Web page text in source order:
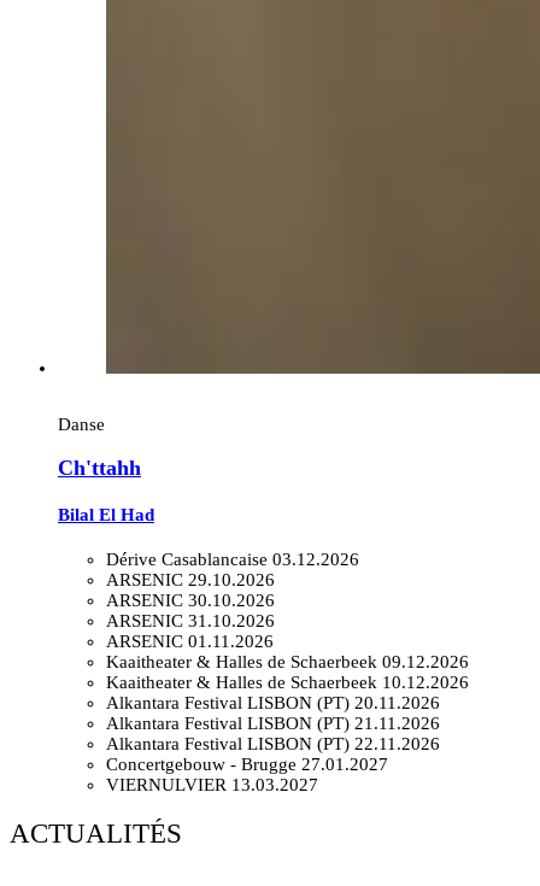
Danse
Ch'ttahh
Bilal El Had
Dérive Casablancaise 03.12.2026
ARSENIC 29.10.2026
ARSENIC 30.10.2026
ARSENIC 31.10.2026
ARSENIC 01.11.2026
Kaaitheater & Halles de Schaerbeek 09.12.2026
Kaaitheater & Halles de Schaerbeek 10.12.2026
Alkantara Festival LISBON (PT) 20.11.2026
Alkantara Festival LISBON (PT) 21.11.2026
Alkantara Festival LISBON (PT) 22.11.2026
Concertgebouw - Brugge 27.01.2027
VIERNULVIER 13.03.2027
ACTUALITÉS